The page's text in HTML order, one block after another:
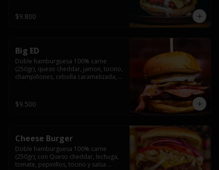
$9.800
Big ED
Doble hamburguesa 100% carne
(250gr), queso cheddar, jamon, tocino,
champiñones, cebolla caramelizada,
$9.500
Cheese Burger
Doble hamburguesa 100% carne
(250gr), con Queso cheddar, lechuga,
tomate, pepinillos, tocino y salsa